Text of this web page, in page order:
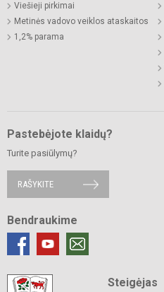
Viešieji pirkimai
Metinės vadovo veiklos ataskaitos
1,2% parama
Pastebėjote klaidų?
Turite pasiūlymų?
RAŠYKITE
Bendraukime
Steigėjas